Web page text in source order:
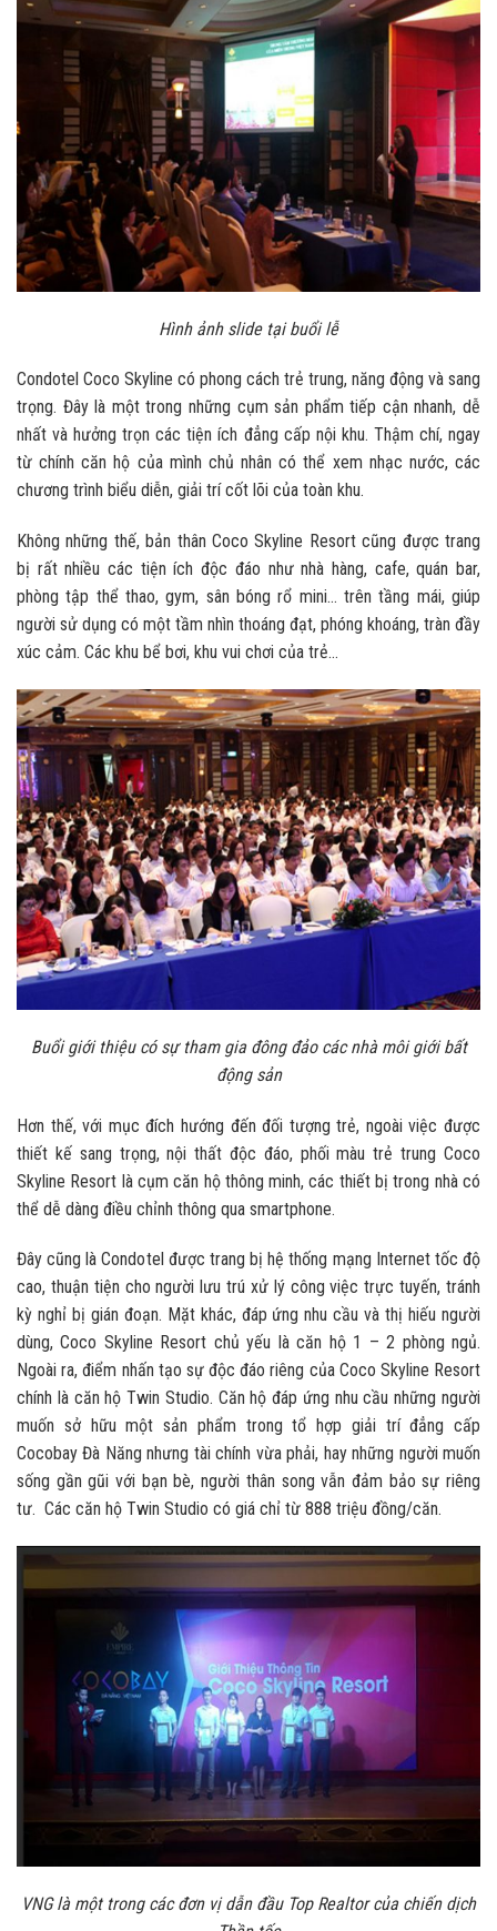
Hình ảnh slide tại buổi lễ
Condotel Coco Skyline có phong cách trẻ trung, năng động và sang
trọng. Đây là một trong những cụm sản phẩm tiếp cận nhanh, dễ
nhất và hưởng trọn các tiện ích đẳng cấp nội khu. Thậm chí, ngay
từ chính căn hộ của mình chủ nhân có thể xem nhạc nước, các
chương trình biểu diễn, giải trí cốt lõi của toàn khu.
Không những thế, bản thân Coco Skyline Resort cũng được trang
bị rất nhiều các tiện ích độc đáo như nhà hàng, cafe, quán bar,
phòng tập thể thao, gym, sân bóng rổ mini… trên tầng mái, giúp
người sử dụng có một tầm nhìn thoáng đạt, phóng khoáng, tràn đầy
xúc cảm. Các khu bể bơi, khu vui chơi của trẻ…
Buổi giới thiệu có sự tham gia đông đảo các nhà môi giới bất
động sản
Hơn thế, với mục đích hướng đến đối tượng trẻ, ngoài việc được
thiết kế sang trọng, nội thất độc đáo, phối màu trẻ trung Coco
Skyline Resort là cụm căn hộ thông minh, các thiết bị trong nhà có
thể dễ dàng điều chỉnh thông qua smartphone.
Đây cũng là Condotel được trang bị hệ thống mạng Internet tốc độ
cao, thuận tiện cho người lưu trú xử lý công việc trực tuyến, tránh
kỳ nghỉ bị gián đoạn. Mặt khác, đáp ứng nhu cầu và thị hiếu người
dùng, Coco Skyline Resort chủ yếu là căn hộ 1 – 2 phòng ngủ.
Ngoài ra, điểm nhấn tạo sự độc đáo riêng của Coco Skyline Resort
chính là căn hộ Twin Studio. Căn hộ đáp ứng nhu cầu những người
muốn sở hữu một sản phẩm trong tổ hợp giải trí đẳng cấp
Cocobay Đà Năng nhưng tài chính vừa phải, hay những người muốn
sống gần gũi với bạn bè, người thân song vẫn đảm bảo sự riêng
tư. Các căn hộ Twin Studio có giá chỉ từ 888 triệu đồng/căn.
VNG là một trong các đơn vị dẫn đầu Top Realtor của chiến dịch